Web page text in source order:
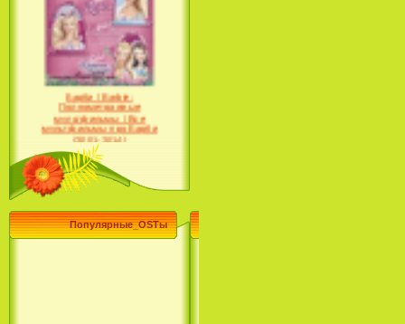
Барби / Barbie:
Полнометражные
мультфильмы / Все
мультфильмы про Барби
(2001-2014)
Популярные_OSTы